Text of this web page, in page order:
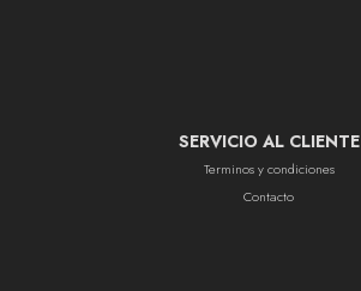
SERVICIO AL CLIENTE
Terminos y condiciones
Contacto